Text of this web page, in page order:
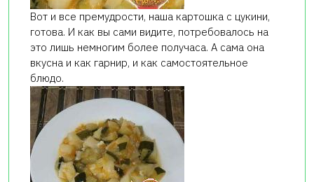
Вот и все премудрости, наша картошка с цукини,
готова. И как вы сами видите, потребовалось на
это лишь немногим более получаса. А сама она
вкусна и как гарнир, и как самостоятельное
блюдо.